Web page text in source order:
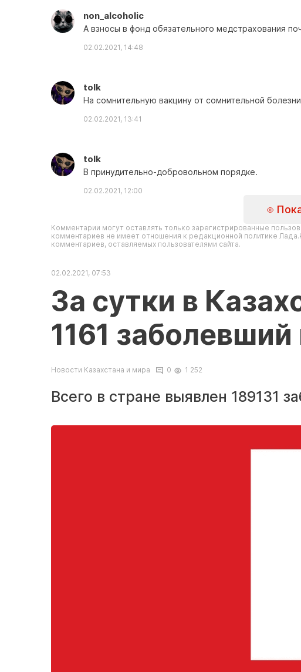
non_alcoholic
А взносы в фонд обязательного медстрахования
02.02.2021, 14:48
tolk
На сомнительную вакцину от сомнительной
02.02.2021, 13:41
tolk
В принудительно-добровольном порядке.
02.02.2021, 12:00
Комментарии могут оставлять только зарегистрированные
комментариев не имеет отношения к редакционной политике
комментариев, оставляемых пользователями сайта.
02.02.2021, 07:53
За сутки в
1161
Новости Казахстана и мира 0 1 252
Всего в стране выявлен 189131